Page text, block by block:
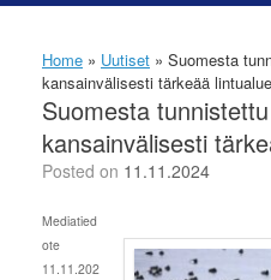
Home » Uutiset » Suomesta
kansainvälisesti tärkeää
Suomesta
kansainvälisesti
Posted on 11.11.2024
Mediatied
ote
11.11.202